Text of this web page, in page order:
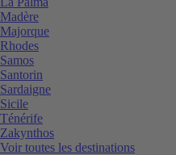
Madère
Majorque
Rhodes
Samos
Santorin
Sardaigne
Sicile
Ténérife
Zakynthos
Voir toutes les destinations